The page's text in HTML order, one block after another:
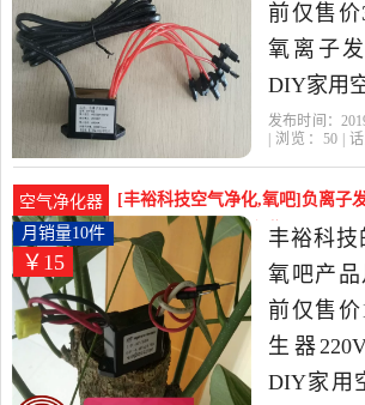
前仅售
氧离子
DIY家用
块是
的空气净
厦门发货
发布时间：
| 浏览： 50| 话
空气净化器
[丰裕科技空气净化,氧吧]负离子
模块 D月销量10件仅售15元
￥15
月销量10件
丰裕科技
氧吧产品
前仅售
生器
DIY家用